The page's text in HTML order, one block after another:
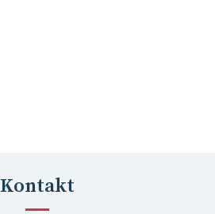
Kontakt